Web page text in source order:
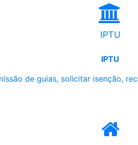
IPTU
IPTU
de guias, solicitar isenção,